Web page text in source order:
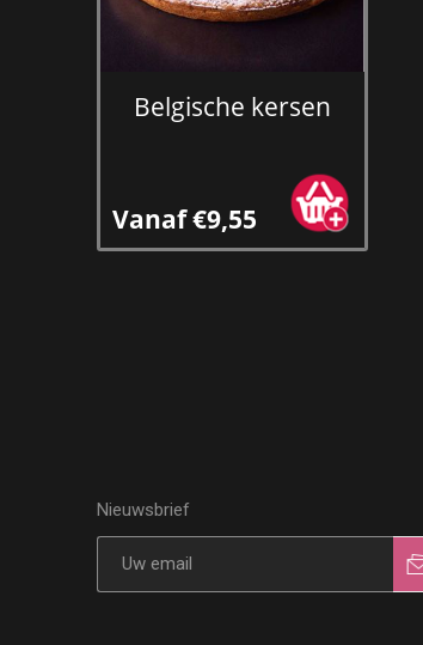
Belgische kersen
Vanaf €9,55
Nieuwsbrief